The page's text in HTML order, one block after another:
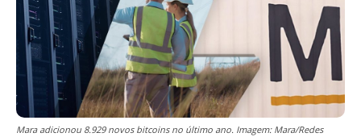
Mara adicionou 8.929 novos bitcoins no último ano. Imagem: Mara/Redes